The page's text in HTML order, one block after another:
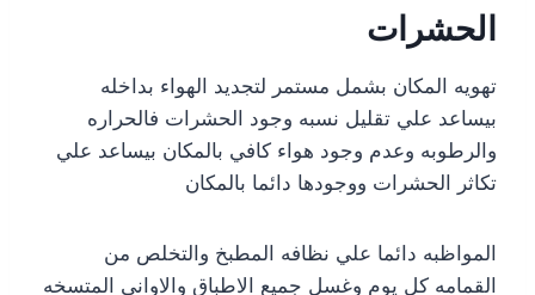
الحشرات
تهويه المكان بشمل مستمر لتجديد الهواء بداخله
بيساعد علي تقليل نسبه وجود الحشرات فالحراره
والرطوبه وعدم وجود هواء كافي بالمكان بيساعد علي
تكاثر الحشرات ووجودها دائما بالمكان
المواظبه دائما علي نظافه المطبخ والتخلص من
القمامه كل يوم وغسل جميع الاطباق والاواني المتسخه